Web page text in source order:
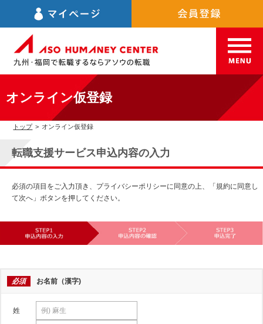
オンライン仮登録
トップ > オンライン仮登録
転職支援サービス申込内容の入力
必須の項目をご入力頂き、プライバシーポリシーに同意の上、「規約に同意し
て次へ」ボタンを押してください。
必須 お名前（漢字)
姓